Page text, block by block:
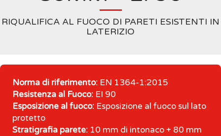
RIQUALIFICA AL FUOCO DI PARETI ESISTENTI IN
LATERIZIO
Norma di riferimento: EN 1364-1:2015
Resistenza al Fuoco: EI 90
Esposizione al fuoco: Esposizione al fuoco sul lato
protetto
Stratigrafia parete: 10 mm di intonaco + 80 mm